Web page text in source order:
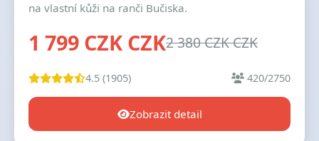
na vlastní kůži na ranči Bučiska.
1 799 CZK CZK2 380 CZK CZK
4.5 (1905) 420/2750
Zobrazit detail